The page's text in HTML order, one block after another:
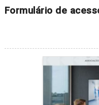
Formulário de